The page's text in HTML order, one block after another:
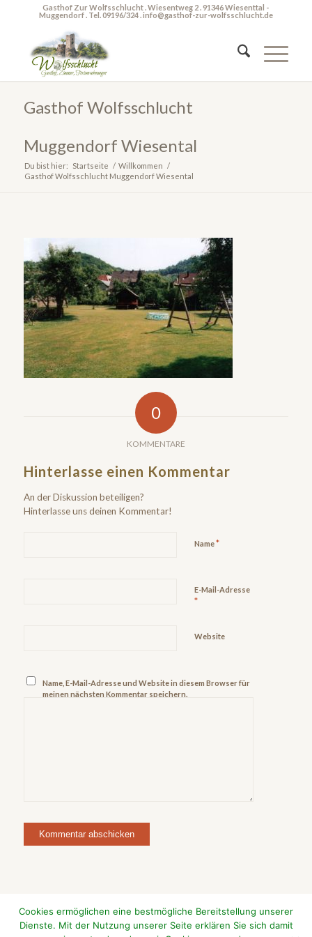
Gasthof Zur Wolfsschlucht . Wiesentweg 2 . 91346 Wiesenttal -
Muggendorf . Tel. 09196/324 . info@gasthof-zur-wolfsschlucht.de
Gasthof Wolfsschlucht
Muggendorf Wiesental
Du bist hier: Startseite / Willkommen /
Gasthof Wolfsschlucht Muggendorf Wiesental
0
KOMMENTARE
Hinterlasse einen Kommentar
An der Diskussion beteiligen?
Hinterlasse uns deinen Kommentar!
Name*
E-Mail-Adresse
*
Website
Name, E-Mail-Adresse und Website in diesem Browser für
meinen nächsten Kommentar speichern.
Cookies ermöglichen eine bestmögliche Bereitstellung unserer
Dienste. Mit der Nutzung unserer Seite erklären Sie sich damit